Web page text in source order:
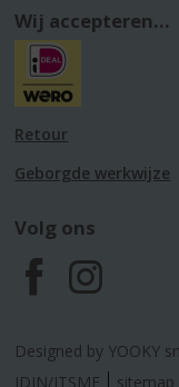
Wij accepteren...
Retour
Geborgde werkwijze
Volg ons
F
a
I
n
Designed by YOOKY
IDIN/ITSME
sitemap